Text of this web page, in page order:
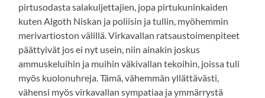
pirtusodasta salakuljettajien, jopa pirtukuninkaiden
kuten Algoth Niskan ja poliisin ja tullin, myöhemmin
merivartioston välillä. Virkavallan ratsaustoimenpiteet
päättyivät jos ei nyt usein, niin ainakin joskus
ammuskeluihin ja muihin väkivallan tekoihin, joissa tuli
myös kuolonuhreja. Tämä, vähemmän yllättävästi,
vähensi myös virkavallan sympatiaa ja ymmärrystä